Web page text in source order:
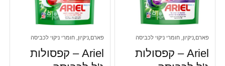
פארם,ניקיון, חומרי ניקוי לכביסה
Ariel – קפסולות
פארם,ניקיון, חומרי ניקוי לכביסה
Ariel – קפסולות